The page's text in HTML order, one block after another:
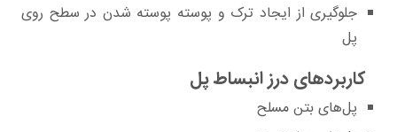
جلوگیری از ایجاد ترک و پوسته ‌پوسته شدن در سطح روی
پل
کاربردهای درز انبساط پل
پل‌های بتن مسلح